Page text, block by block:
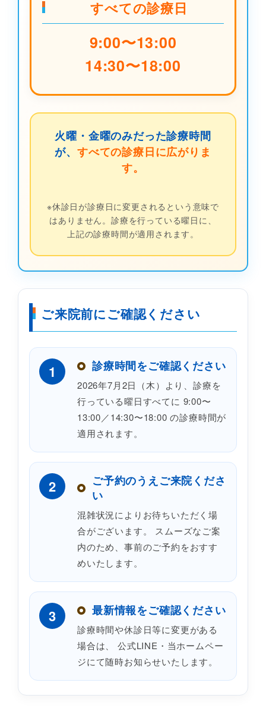
すべての診療日
9:00〜13:00
14:30〜18:00
火曜・金曜のみだった診療時間
が、 すべての診療日に広がりま
す。
※休診日が診療日に変更されるという意味で
はありません。診療を行っている曜日に、
上記の診療時間が適用されます。
ご来院前にご確認ください
1 診療時間をご確認ください
2026年7月2日（木）より、診療を
行っている曜日すべてに 9:00〜
13:00／14:30〜18:00 の診療時間が
適用されます。
2
ご予約のうえご来院くださ
い
混雑状況によりお待ちいただく場
合がございます。 スムーズなご案
内のため、事前のご予約をおすす
めいたします。
3 最新情報をご確認ください
診療時間や休診日等に変更がある
場合は、 公式LINE・当ホームペー
ジにて随時お知らせいたします。